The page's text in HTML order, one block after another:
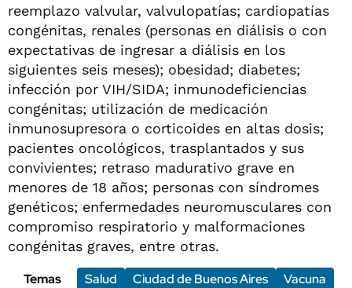
reemplazo valvular, valvulopatías; cardiopatías
congénitas, renales (personas en diálisis o con
expectativas de ingresar a diálisis en los
siguientes seis meses); obesidad; diabetes;
infección por VIH/SIDA; inmunodeficiencias
congénitas; utilización de medicación
inmunosupresora o corticoides en altas dosis;
pacientes oncológicos, trasplantados y sus
convivientes; retraso madurativo grave en
menores de 18 años; personas con síndromes
genéticos; enfermedades neuromusculares con
compromiso respiratorio y malformaciones
congénitas graves, entre otras.
Temas
Salud Ciudad de Buenos Aires Vacuna